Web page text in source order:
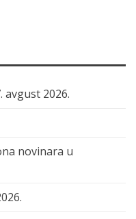
avgust 2026.
novinara u